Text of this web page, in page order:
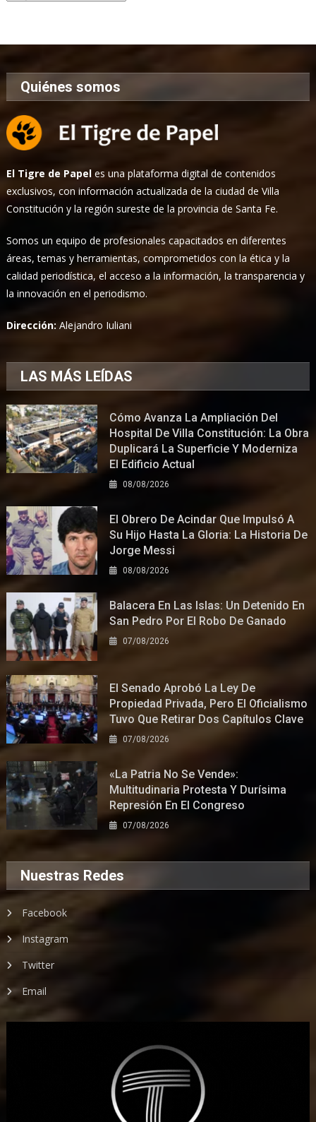
Quiénes somos
El Tigre de Papel es una plataforma digital de contenidos
exclusivos, con información actualizada de la ciudad de Villa
Constitución y la región sureste de la provincia de Santa Fe.
Somos un equipo de profesionales capacitados en diferentes
áreas, temas y herramientas, comprometidos con la ética y la
calidad periodística, el acceso a la información, la transparencia y
la innovación en el periodismo.
Dirección:Alejandro Iuliani
LAS MÁS LEÍDAS
Cómo Avanza La Ampliación Del
Hospital De Villa Constitución: La Obra
Duplicará La Superficie Y Moderniza
El Edificio Actual
08/08/2026
El Obrero De Acindar Que Impulsó A
Su Hijo Hasta La Gloria: La Historia De
Jorge Messi
08/08/2026
Balacera En Las Islas: Un Detenido En
San Pedro Por El Robo De Ganado
07/08/2026
El Senado Aprobó La Ley De
Propiedad Privada, Pero El Oficialismo
Tuvo Que Retirar Dos Capítulos Clave
07/08/2026
«La Patria No Se Vende»:
Multitudinaria Protesta Y Durísima
Represión En El Congreso
07/08/2026
Nuestras Redes
Facebook
Instagram
Twitter
Email